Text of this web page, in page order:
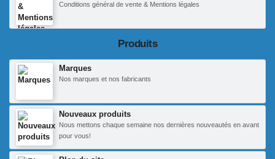
Conditions général de vente & Mentions légales
Produits
Marques
Nos marques et nos fabricants
Nouveaux produits
Nous mettons chaque semaine nos dernières nouveautés en avant
pour vous!